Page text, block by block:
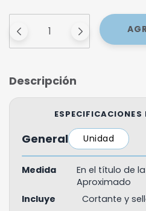
Descripción
ESPECIFICACIONES
General Unidad
Medida
En el título de
Aproximado
Incluye
Cortante y